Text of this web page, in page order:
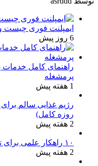
ایمپلنت فوری
6 روز پیش
راهنمای کامل خدمات
پرمشغله
1 هفته پیش
روزه کامل)
2 هفته پیش
۱۰ راهکار علمی برای تقویت سیستم ایمنی بدن در خانه
2 هفته پیش